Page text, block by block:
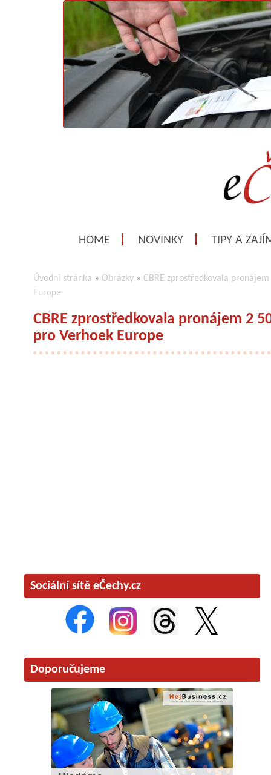
HOME NOVINKY TIPY A
Úvodní stránka » Obrázky » CBRE zprostředkovala
Europe
CBRE zprostředkovala pronájem 2
pro Verhoek Europe
Sociální sítě eČechy.cz
Doporučujeme